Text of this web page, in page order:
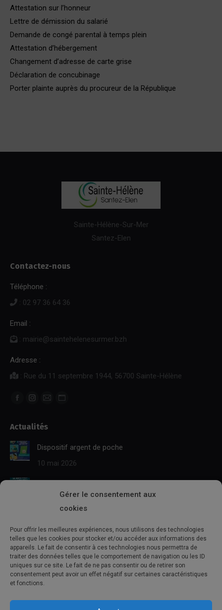
Gérer le consentement aux
cookies
Pour offrir les meilleures expériences, nous utilisons des technologies
telles que les cookies pour stocker et/ou accéder aux informations des
appareils. Le fait de consentir à ces technologies nous permettra de
traiter des données telles que le comportement de navigation ou les ID
uniques sur ce site. Le fait de ne pas consentir ou de retirer son
consentement peut avoir un effet négatif sur certaines caractéristiques
et fonctions.
Attestation sur l’honneur
Lettre de démission du salarié
Demande de congé parental à temps plein
Attestation d’hébergement
Changement d’adresse de carte grise
Déclaration de concubinage
Porter plainte auprès du procureur de la République
Sainte-Hélène-Sur-Mer
Santez-Elen
Contactez-nous
Téléphone :
: 02 97 36 64 36
Email :
: mairie@saintehelenesurmer.bzh
Adresse :
: Rue du 11 septembre 1944, 56700 Sainte-Hélène
Trouvez nous sur :
Facebook
opens
in
new
window
Instagram
opens
window
page
opens
new
window
opens
new
window
Actualités
Dispositif argent de poche
10 mai 2026
10 mai 2026
10 mai 2026
L’agenda
Aucun événement trouvé !